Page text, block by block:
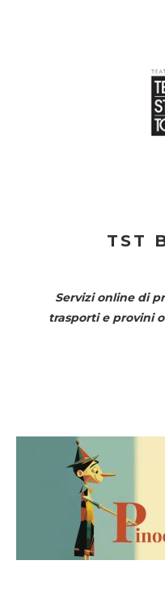
TST
Servizi online di
trasporti e provini